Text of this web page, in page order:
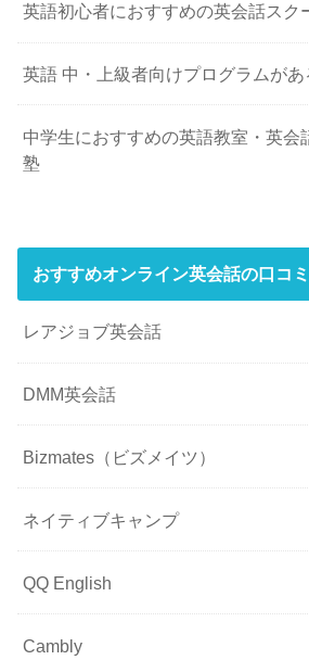
英語初心者におすすめの英会話スク
英語 中・上級者向けプログラムが
中学生におすすめの英語教室・英会
塾
おすすめオンライン英会話の口コ
レアジョブ英会話
DMM英会話
Bizmates（ビズメイツ）
ネイティブキャンプ
QQ English
Cambly